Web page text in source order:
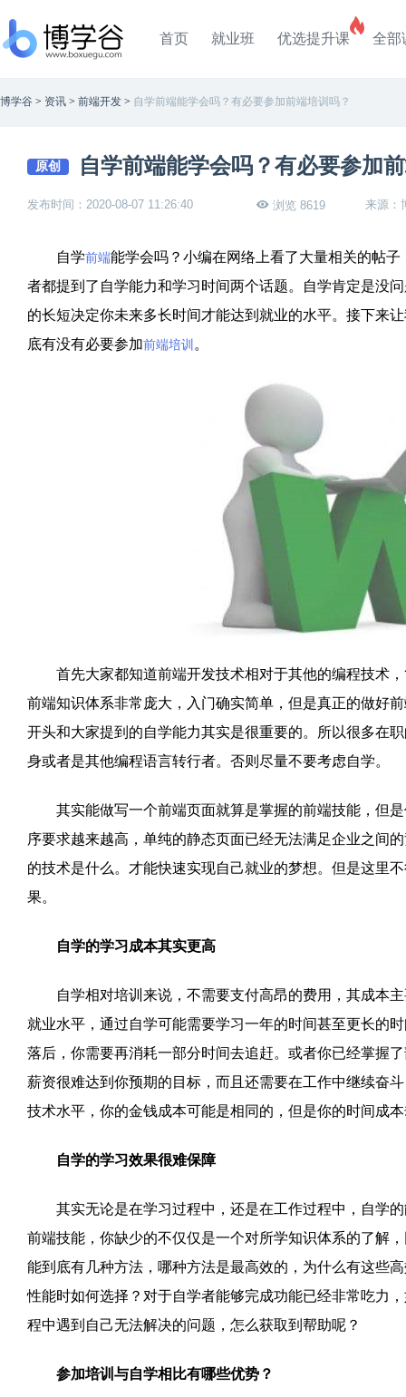
首页 就业班 优选提升课 全部
博学谷 > 资讯 > 前端开发 > 自学前端能学会吗？有必要参加前端培训吗？
原创 自学前端能学会吗？有必要参加
发布时间：2020-08-07 11:26:40 浏览 8619 来源：
自学前端能学会吗？小编在网络上看了大量相关的帖
者都提到了自学能力和学习时间两个话题。自学肯定是没
的长短决定你未来多长时间才能达到就业的水平。接下来
底有没有必要参加前端培训 。
首先大家都知道前端开发技术相对于其他的编程技术，
前端知识体系非常庞大，入门确实简单，但是真正的做好
开头和大家提到的自学能力其实是很重要的。所以很多在
身或者是其他编程语言转行者。否则尽量不要考虑自学。
其实能做写一个前端页面就算是掌握的前端技能，但是
序要求越来越高，单纯的静态页面已经无法满足企业之间
的技术是什么。才能快速实现自己就业的梦想。但是这里
果。
自学的学习成本其实更高
自学相对培训来说，不需要支付高昂的费用，其成本主
就业水平，通过自学可能需要学习一年的时间甚至更长的
落后，你需要再消耗一部分时间去追赶。或者你已经掌握
薪资很难达到你预期的目标，而且还需要在工作中继续奋
技术水平，你的金钱成本可能是相同的，但是你的时间成
自学的学习效果很难保障
其实无论是在学习过程中，还是在工作过程中，自学的
前端技能，你缺少的不仅仅是一个对所学知识体系的了解
能到底有几种方法，哪种方法是最高效的，为什么有这些
性能时如何选择？对于自学者能够完成功能已经非常吃力
程中遇到自己无法解决的问题，怎么获取到帮助呢？
参加培训与自学相比有哪些优势？